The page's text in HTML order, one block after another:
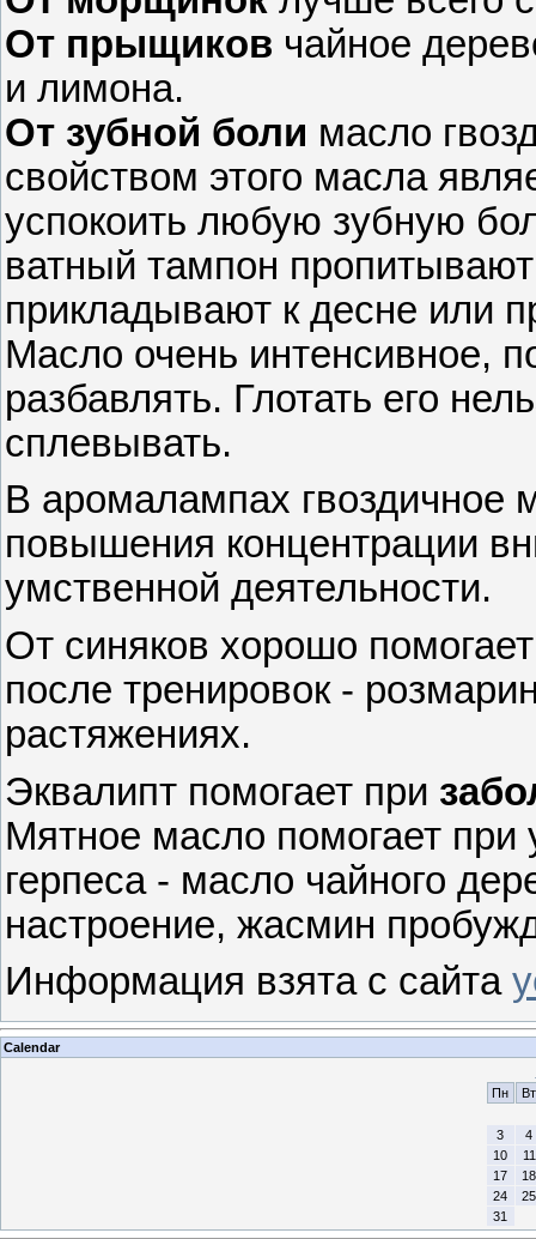
От прыщиков чайное
и лимона.
От зубной боли масло
свойством этого масла
успокоить любую зубную
ватный тампон
прикладывают к десне или
Масло очень интенсивное,
разбавлять. Глотать его
сплевывать.
В аромалампах гвоздичное
повышения концентрации
умственной деятельности.
От синяков хорошо
после тренировок -
растяжениях.
Эквалипт помогает при
Мятное масло помогает при
герпеса - масло чайного
настроение, жасмин
Информация взята с сайта
Calendar
Пн
Вт
3
4
10
11
17
18
24
25
31